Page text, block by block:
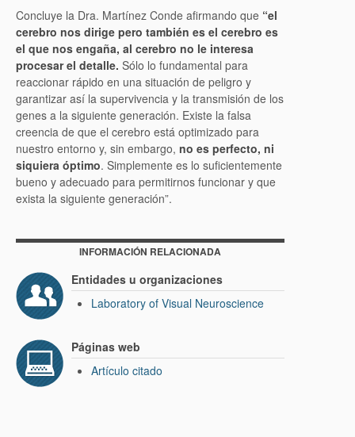
Concluye la Dra. Martínez Conde afirmando que “el
cerebro nos dirige pero también es el cerebro es
el que nos engaña, al cerebro no le interesa
procesar el detalle. Sólo lo fundamental para
reaccionar rápido en una situación de peligro y
garantizar así la supervivencia y la transmisión de los
genes a la siguiente generación. Existe la falsa
creencia de que el cerebro está optimizado para
nuestro entorno y, sin embargo, no es perfecto, ni
siquiera óptimo. Simplemente es lo suficientemente
bueno y adecuado para permitirnos funcionar y que
exista la siguiente generación”.
INFORMACIÓN RELACIONADA
Entidades u organizaciones
Laboratory of Visual Neuroscience
Páginas web
Artículo citado